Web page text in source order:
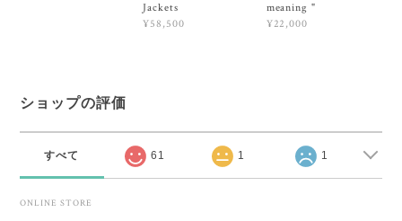
Jackets
¥58,500
meaning "
¥22,000
ショップの評価
すべて 61 1 1
ONLINE STORE